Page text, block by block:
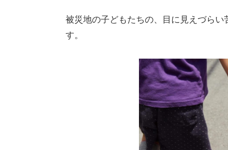
被災地の子どもたちの、目に見えづら
す。